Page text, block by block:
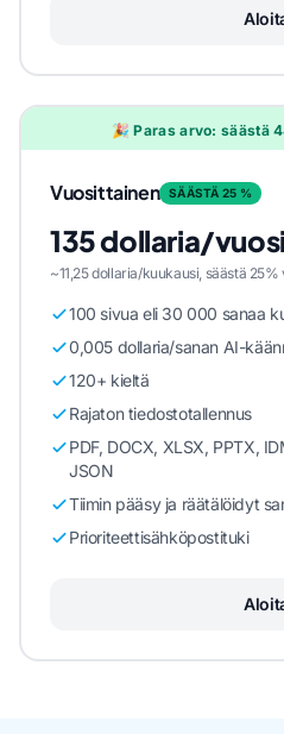
🎉 Paras arvo: säästä
Vuosittainen SÄÄSTÄ 25 %
135 dollaria/vuosi
~11,25 dollaria/kuukausi, säästä
100 sivua eli 30 000 sanaa
0,005 dollaria/sanan AI-
120+ kieltä
Rajaton tiedostotallennus
PDF, DOCX, XLSX, PPTX,
JSON
Tiimin pääsy ja räätälöidyt
Prioriteettisähköpostituki